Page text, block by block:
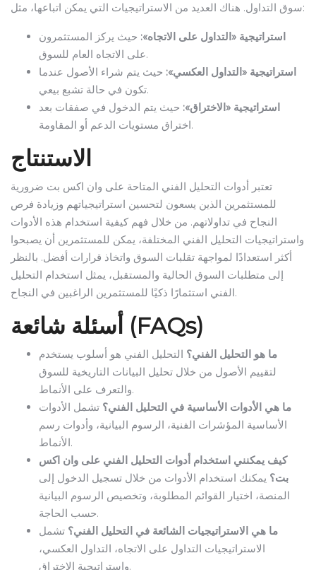
سوق التداول. هناك العديد من الاستراتيجيات التي يمكن اتباعها، مثل:
استراتيجية «التداول على الاتجاه»: حيث يركز المستثمرون
على الاتجاه العام للسوق.
استراتيجية «التداول العكسي»: حيث يتم شراء الأصول عندما
تكون في حالة تشبع بيعي.
استراتيجية «الاختراق»: حيث يتم الدخول في صفقات بعد
اختراق مستويات الدعم أو المقاومة.
الاستنتاج
تعتبر أدوات التحليل الفني المتاحة على وان اكس بت ضرورية
للمستثمرين الذين يسعون لتحسين استراتيجياتهم وزيادة فرص
النجاح في تداولاتهم. من خلال فهم كيفية استخدام هذه الأدوات
واستراتيجيات التحليل الفني المختلفة، يمكن للمستثمرين أن يصبحوا
أكثر استعدادًا لمواجهة تقلبات السوق واتخاذ قرارات أفضل. بالنظر
إلى متطلبات السوق الحالية والمستقبل، يمثل استخدام التحليل
الفني استثمارًا ذكيًا للمستثمرين الراغبين في النجاح.
أسئلة شائعة (FAQs)
ما هو التحليل الفني؟ التحليل الفني هو أسلوب يستخدم
لتقييم الأصول من خلال تحليل البيانات التاريخية للسوق
والتعرف على الأنماط.
ما هي الأدوات الأساسية في التحليل الفني؟ تشمل الأدوات
الأساسية المؤشرات الفنية، الرسوم البيانية، وأدوات رسم
الأنماط.
كيف يمكنني استخدام أدوات التحليل الفني على وان اكس
بت؟ يمكنك استخدام الأدوات من خلال تسجيل الدخول إلى
المنصة، اختيار القوائم المطلوبة، وتخصيص الرسوم البيانية
حسب الحاجة.
ما هي الاستراتيجيات الشائعة في التحليل الفني؟ تشمل
الاستراتيجيات التداول على الاتجاه، التداول العكسي،
واستراتيجية الاختراق.